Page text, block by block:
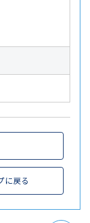
に戻る